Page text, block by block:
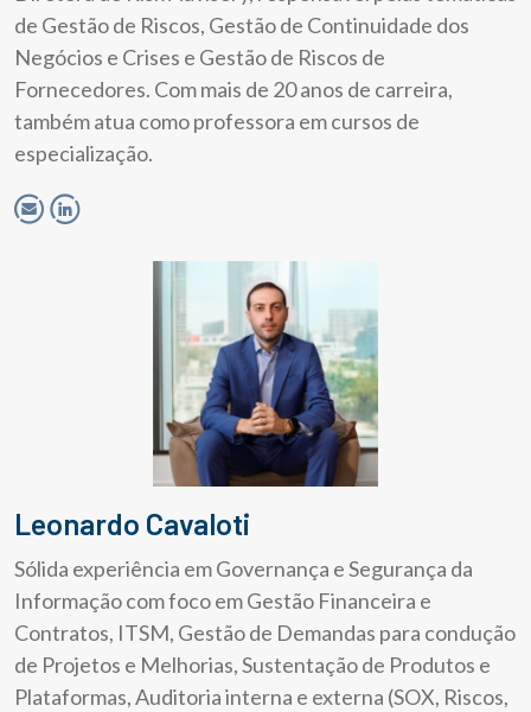
de Gestão de Riscos, Gestão de Continuidade dos
Negócios e Crises e Gestão de Riscos de
Fornecedores. Com mais de 20 anos de carreira,
também atua como professora em cursos de
especialização.
Leonardo Cavaloti
Sólida experiência em Governança e Segurança da
Informação com foco em Gestão Financeira e
Contratos, ITSM, Gestão de Demandas para condução
de Projetos e Melhorias, Sustentação de Produtos e
Plataformas, Auditoria interna e externa (SOX, Riscos,